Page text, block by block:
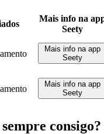
Mais info na
Seety
Mais info na app
Seety
Mais info na app
Seety
consigo?